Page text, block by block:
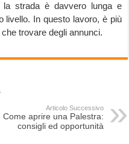
strada è davvero lunga e
livello. In questo lavoro, è più
trovare degli annunci.
Articolo Successivo
Come aprire una Palestra:
consigli ed opportunità